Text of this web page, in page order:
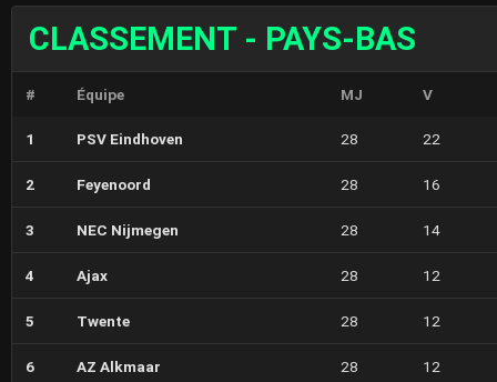
CLASSEMENT - PAYS-BAS
# Équipe MJ V
1 PSV Eindhoven 28 22
2 Feyenoord 28 16
3 NEC Nijmegen 28 14
4 Ajax 28 12
5 Twente 28 12
6 AZ Alkmaar 28 12